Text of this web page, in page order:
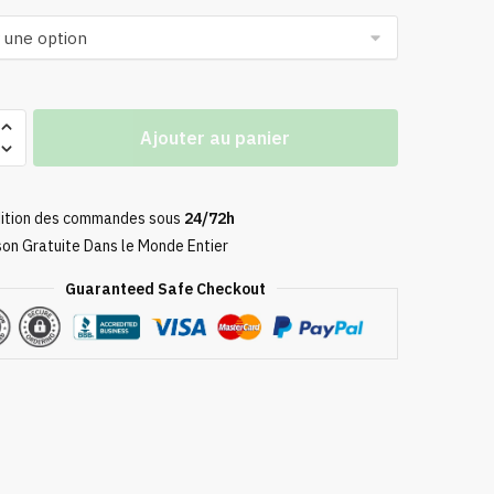
Ajouter au panier
des commandes sous 24/72h
Gratuite Dans le Monde Entier
Guaranteed Safe Checkout